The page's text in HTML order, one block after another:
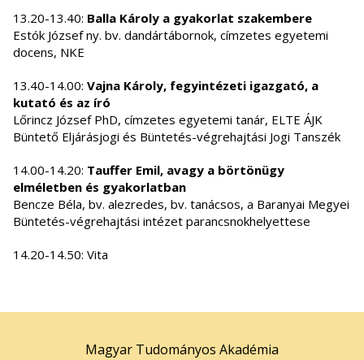
13.20-13.40: Balla Károly a gyakorlat szakembere
Estók József ny. bv. dandártábornok, címzetes egyetemi
docens, NKE
13.40-14.00: Vajna Károly, fegyintézeti igazgató, a
kutató és az író
Lőrincz József PhD, címzetes egyetemi tanár, ELTE ÁJK
Büntető Eljárásjogi és Büntetés-végrehajtási Jogi Tanszék
14.00-14.20: Tauffer Emil, avagy a börtönügy
elméletben és gyakorlatban
Bencze Béla, bv. alezredes, bv. tanácsos, a Baranyai Megyei
Büntetés-végrehajtási intézet parancsnokhelyettese
14.20-14.50: Vita
Magyar Tudományos Akadémia